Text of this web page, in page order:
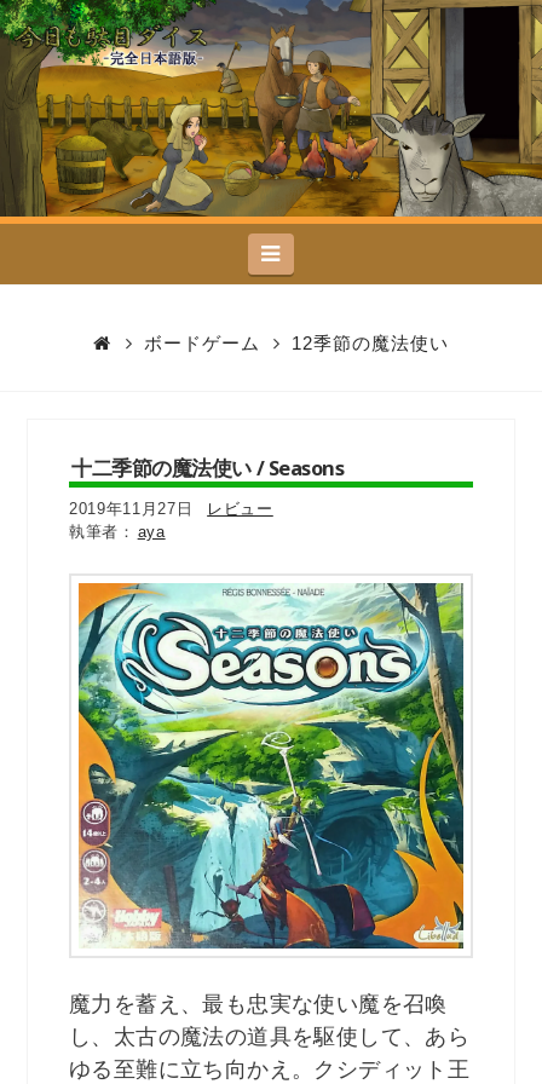
今
日
も
駄
目
Navigation
ボードゲーム 12季節の魔法使い
十二季節の魔法使い / Seasons
2019年11月27日
レビュー
aya
魔力を蓄え、最も忠実な使い魔を召喚
し、太古の魔法の道具を駆使して、あら
ゆる至難に立ち向かえ。クシディット王